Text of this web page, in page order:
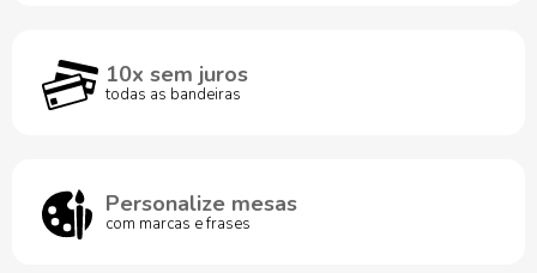
10x sem juros
todas as bandeiras
Personalize mesas
com marcas e frases